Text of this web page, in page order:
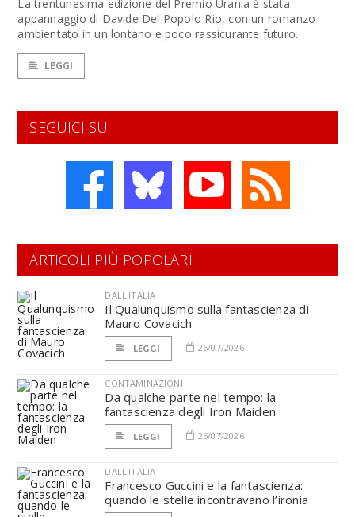
La trentunesima edizione del Premio Urania è stata
appannaggio di Davide Del Popolo Rio, con un romanzo
ambientato in un lontano e poco rassicurante futuro.
LEGGI
SEGUICI SU
ARTICOLI PIÙ POPOLARI
DALL'ITALIA
Il Qualunquismo sulla fantascienza di
Mauro Covacich
LEGGI 26/07/2026
CONTAMINAZIONI
Da qualche parte nel tempo: la
fantascienza degli Iron Maiden
LEGGI 26/07/2026
DALL'ITALIA
Francesco Guccini e la fantascienza:
quando le stelle incontravano l’ironia